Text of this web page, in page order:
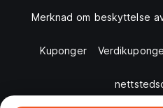
Merknad om beskyttelse
Kuponger